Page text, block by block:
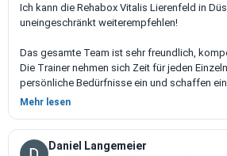
Ich kann die Rehabox Vitalis Lierenfeld in
uneingeschränkt weiterempfehlen!
Das gesamte Team ist sehr freundlich,
Die Trainer nehmen sich Zeit für jeden
persönliche Bedürfnisse ein und schaffen
motivierende Atmosphäre.
Training, Präventionskurse sowie
Kurse sind hervorragend organisiert.
Mehr lesen
Daniel Langemeier